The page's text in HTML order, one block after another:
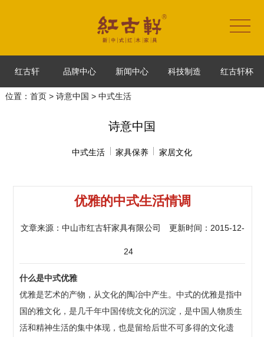
红古轩 品牌中心 新闻中心 科技制造 红古轩杯
位置： 首页> 诗意中国 > 中式生活
诗意中国
中式生活 家具保养 家居文化
优雅的中式生活情调
文章来源：中山市红古轩家具有限公司 更新时间：2015-12-
24
什么是中式优雅
优雅是艺术的产物，从文化的陶冶中产生。中式的优雅是指中
国的雅文化，是几千年中国传统文化的沉淀，是中国人物质生
活和精神生活的集中体现，也是留给后世不可多得的文化遗